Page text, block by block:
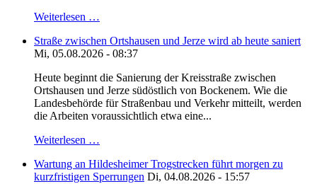
Weiterlesen …
Straße zwischen Ortshausen und Jerze wird ab heute saniert
Mi, 05.08.2026 - 08:37
Heute beginnt die Sanierung der Kreisstraße zwischen
Ortshausen und Jerze südöstlich von Bockenem. Wie die
Landesbehörde für Straßenbau und Verkehr mitteilt, werden
die Arbeiten voraussichtlich etwa eine...
Weiterlesen …
Wartung an Hildesheimer Trogstrecken führt morgen zu
kurzfristigen Sperrungen Di, 04.08.2026 - 15:57